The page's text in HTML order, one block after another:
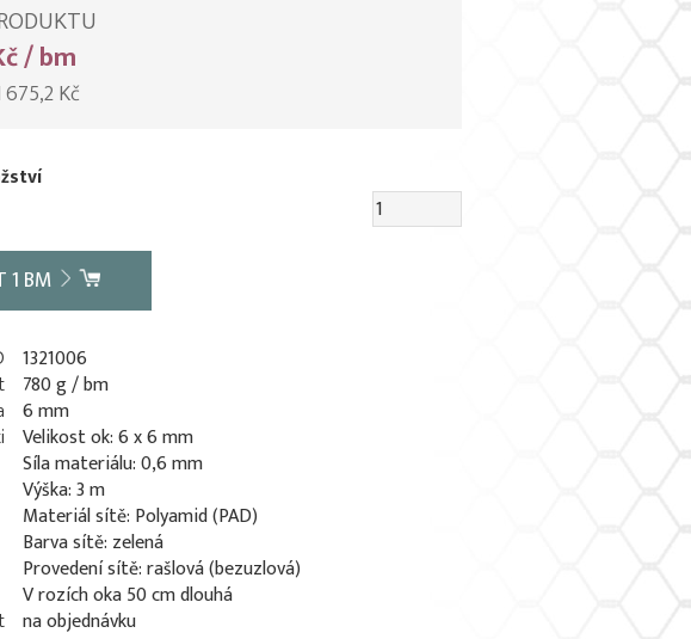
/ bm
Kč
1 BM
1321006
780 g / bm
6 mm
Velikost ok: 6 x 6 mm
Síla materiálu: 0,6 mm
Výška: 3 m
Materiál sítě: Polyamid (PAD)
Barva sítě: zelená
Provedení sítě: rašlová (bezuzlová)
V rozích oka 50 cm dlouhá
na objednávku